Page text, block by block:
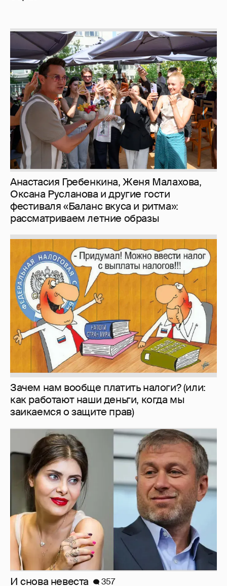
Анастасия Гребенкина, Женя Малахова,
Оксана Русланова и другие гости
фестиваля «Баланс вкуса и ритма»:
рассматриваем летние образы
Зачем нам вообще платить налоги? (или:
как работают наши деньги, когда мы
заикаемся о защите прав)
И снова невеста 357